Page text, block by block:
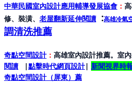
中華民國室內設計應用輔導發展協會 ：
修、裝潢、 老屋翻新延伸閱讀 :高雄冷氣
調清洗推薦
奇點空間設計： 高雄室內設計推薦。室內
閱讀 |點擊時代網頁設計| 新聞視界時
奇點空間設計（屏東） 薦